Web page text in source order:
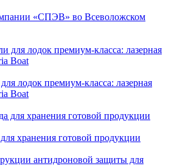
«СПЭВ» во Всеволожском
лодок премиум-класса: лазерная
Boat
хранения готовой продукции